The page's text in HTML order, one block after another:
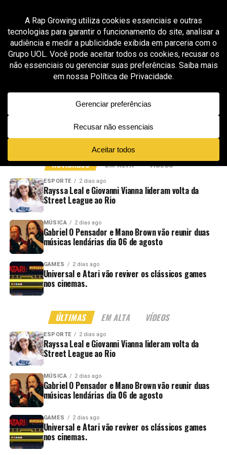
All posts tagged "Philadelphia DJ"
GROOVER X RAP GROWING 2 meses ago
Sibby Liv é aprovada pela curadoria da Rap
Growing com “Bare Minimaa”, faixa que
transforma pista, atitude e cultura em
manifesto
ADVERTISEMENT
NOVIDADES EM ALTA VÍDEOS
ESPORTE 2 dias ago
Rayssa Leal e Giovanni Vianna lideram volta da
Street League ao Rio
MÚSICA 2 dias ago
Gabriel O Pensador e Mano Brown vão reunir duas
músicas lendárias dia 06 de agosto
GAMES 2 dias ago
Universal e Atari vão reviver os clássicos games
nos cinemas.
ÚLTIMAS EM ALTA VÍDEOS
ESPORTE 2 dias ago
Rayssa Leal e Giovanni Vianna lideram volta da
Street League ao Rio
MÚSICA 2 dias ago
Gabriel O Pensador e Mano Brown vão reunir duas
músicas lendárias dia 06 de agosto
GAMES 2 dias ago
Universal e Atari vão reviver os clássicos games
nos cinemas.